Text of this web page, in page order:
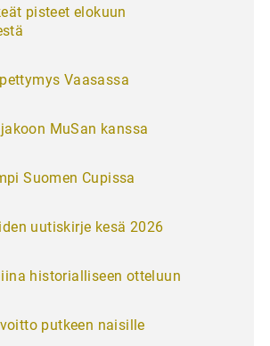
pisteet elokuun
Vaasassa
MuSan kanssa
Suomen Cupissa
uutiskirje kesä 2026
historialliseen otteluun
putkeen naisille